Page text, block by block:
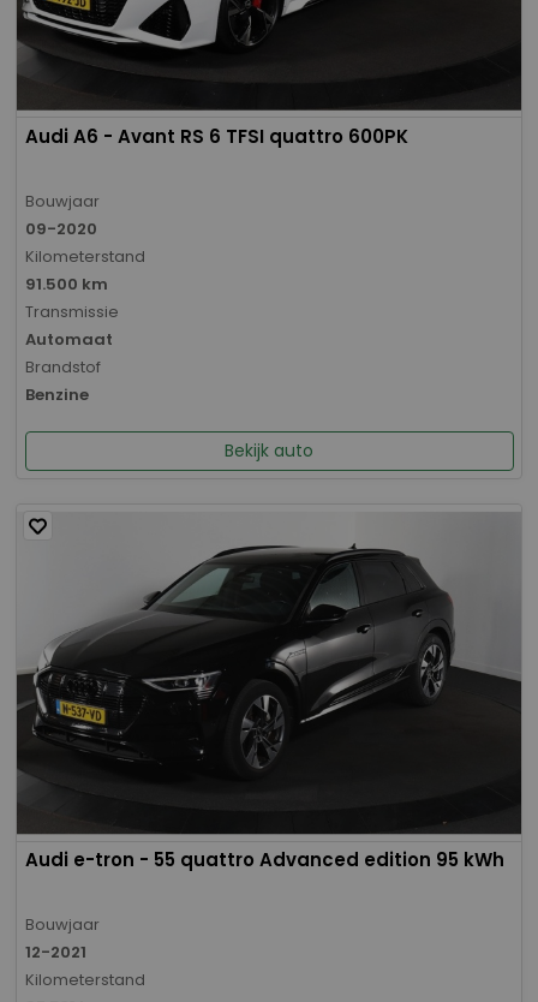
Audi A6 - Avant RS 6 TFSI quattro 600PK
Bouwjaar
09-2020
Kilometerstand
91.500 km
Transmissie
Automaat
Brandstof
Benzine
Bekijk auto
Audi e-tron - 55 quattro Advanced edition 95 kWh
Bouwjaar
12-2021
Kilometerstand